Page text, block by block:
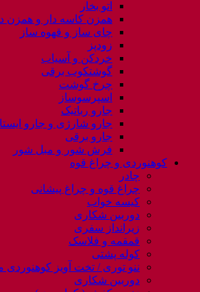
اتو بخار
همزن کاسه دار و همزن
چای ساز و قهوه ساز
زودپز
خردکن و آسیاب
گوشتکوب برقی
چرخ گوشت
اسپرسوساز
جارو رباتیک
جارو شارژی و جارو
جارو برقی
فرش شور و مبل شور
کوهنوردی و چراغ قوه
چادر
چراغ قوه و چراغ پیشانی
کیسه خواب
دوربین شکاری
زیرانداز سفری
قمقمه و فلاسک
کوله پشتی
ننو توری / تخت آویز کوهنوردی
دوربین شکاری